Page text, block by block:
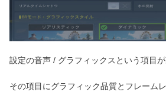
設定の音声 / グラフィックスという項目が
その項目にグラフィック品質とフレーム